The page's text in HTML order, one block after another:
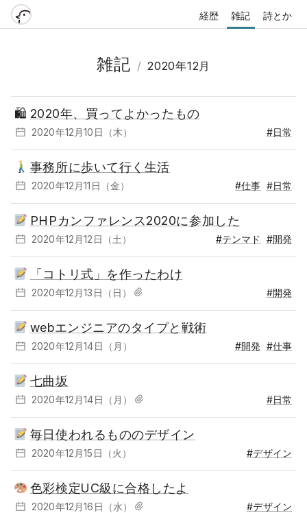
経歴 雑記 詩とか
雑記 / 2020年12月
🛍 2020年、買ってよかったもの
2020年12月10日（木） #日常
事務所に歩いて行く生活
2020年12月11日（金） #仕事 #日常
PHPカンファレンス2020に参加した
2020年12月12日（土） #テンマド #開発
「コトリ式」を作ったわけ
2020年12月13日（日） #開発
webエンジニアのタイプと戦術
2020年12月14日（月） #開発 #仕事
七曲坂
2020年12月14日（月） #日常
毎日使われるもののデザイン
2020年12月15日（火） #デザイン
色彩検定UC級に合格したよ
2020年12月16日（水） #デザイン